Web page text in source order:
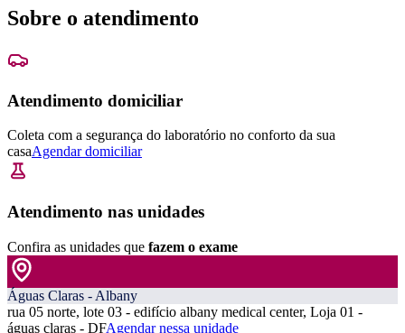
Sobre o atendimento
Atendimento domiciliar
Coleta com a segurança do laboratório no conforto da sua
casaAgendar domiciliar
Atendimento nas unidades
Confira as unidades que fazem o exame
Águas Claras - Albany
rua 05 norte, lote 03 - edifício albany medical center, Loja 01 -
águas claras - DFAgendar nessa unidade